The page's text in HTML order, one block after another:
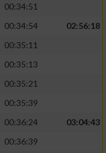
00:34:51
00:34:54
02:56:18
00:35:11
00:35:13
00:35:21
00:35:39
00:36:24
03:04:43
00:36:39